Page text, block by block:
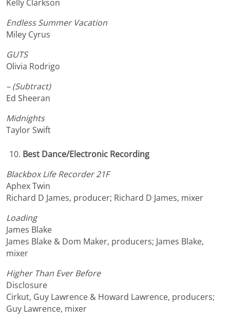
Kelly Clarkson
Endless Summer Vacation
Miley Cyrus
GUTS
Olivia Rodrigo
– (Subtract)
Ed Sheeran
Midnights
Taylor Swift
Best Dance/Electronic Recording
Blackbox Life Recorder 21F
Aphex Twin
Richard D James, producer; Richard D James, mixer
Loading
James Blake
James Blake & Dom Maker, producers; James Blake,
mixer
Higher Than Ever Before
Disclosure
Cirkut, Guy Lawrence & Howard Lawrence, producers;
Guy Lawrence, mixer